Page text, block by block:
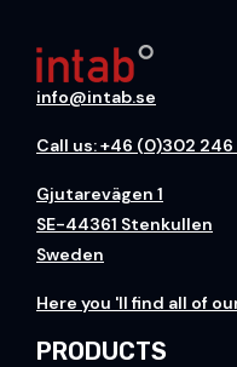
info@intab.se
Call us: +46 (0)302
Gjutarevägen 1
SE-44361 Stenkullen
Sweden
Here you 'll find all of
PRODUCTS